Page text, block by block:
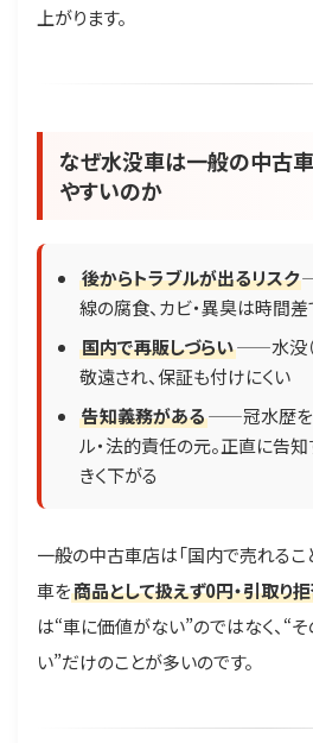
上がります。
なぜ水没車は一般の中古車
やすいのか
後からトラブルが出るリスク
線の腐食、カビ・異臭は時間
国内で再販しづらい——水没
敬遠され、保証も付けにくい
告知義務がある——冠水歴を
ル・法的責任の元。正直に告
きく下がる
一般の中古車店は「国内で売れるこ
車を商品として扱えず0円・引取り
は“車に価値がない”のではなく、“
い”だけのことが多いのです。